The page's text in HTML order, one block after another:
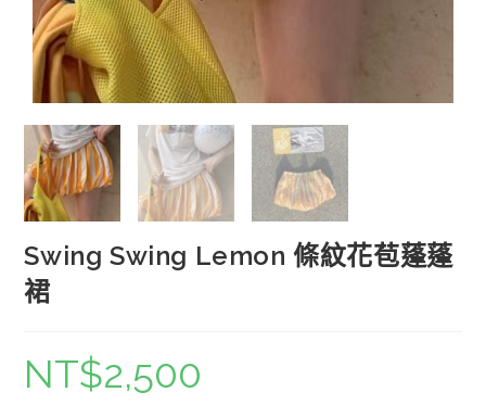
Swing Swing Lemon 條紋花苞蓬蓬
裙
NT$2,500